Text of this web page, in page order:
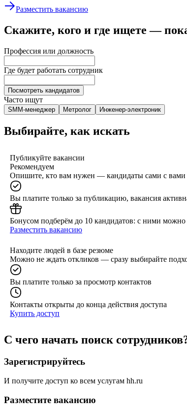
Разместить вакансию
Скажите, кого и где ищете —
Профессия или должность
Где будет работать сотрудник
Посмотреть кандидатов
Часто ищут
SMM-менеджер Метролог Инженер-электроник
Выбирайте, как искать
Публикуйте вакансии
Рекомендуем
Опишите, кто вам нужен — кандидаты сами с вами
Вы платите только за публикацию, вакансия
Бонусом подберём до 10 кандидатов: с ними можно
Разместить вакансию
Находите людей в базе резюме
Можно не ждать откликов — сразу выбирайте
Вы платите только за просмотр контактов
Контакты открыты до конца действия доступа
Купить доступ
С чего начать поиск
Зарегистрируйтесь
И получите доступ ко всем услугам hh.ru
Разместите вакансию